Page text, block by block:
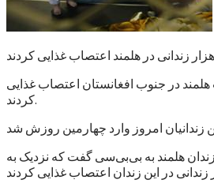
زندانی در هلمند اعتصاب غذایی کردند
هلمند در جنوب افغانستان اعتصاب غذایی
کردند.
هلمند به بی‌بی‌سی گفت که نزدیک به